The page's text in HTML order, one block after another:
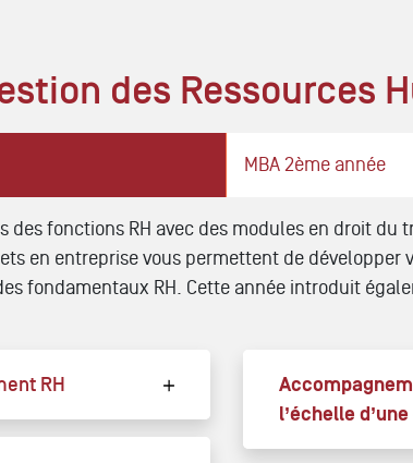
des Ressources
MBA 2ème année
des fonctions RH avec des modules en droit
en entreprise vous permettent de développer
fondamentaux RH. Cette année introduit
RH
l’échelle